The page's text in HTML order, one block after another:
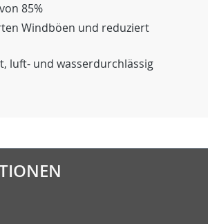
85%
Windböen und reduziert
luft- und wasserdurchlässig